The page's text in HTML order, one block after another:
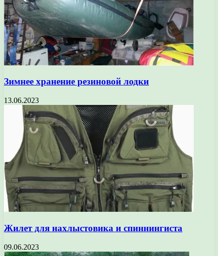
Зимнее хранение резиновой лодки
13.06.2023
Жилет для нахлыстовика и спиннингиста
09.06.2023